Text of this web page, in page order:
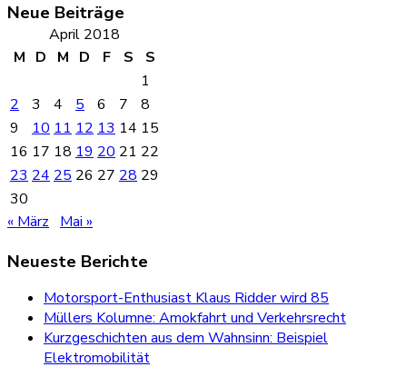
Neue Beiträge
April 2018
M D M D F S
S
1
2
3 4 5 6 7
8
9
10 11 12 13 14 15
16 17 18 19 20 21 22
23 24 25 26 27 28 29
30
« März
Mai »
Neueste Berichte
Motorsport-Enthusiast Klaus Ridder wird 85
Müllers Kolumne: Amokfahrt und Verkehrsrecht
Kurzgeschichten aus dem Wahnsinn: Beispiel
Elektromobilität